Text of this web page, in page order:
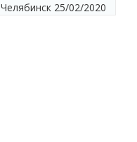
Челябинск 25/02/2020